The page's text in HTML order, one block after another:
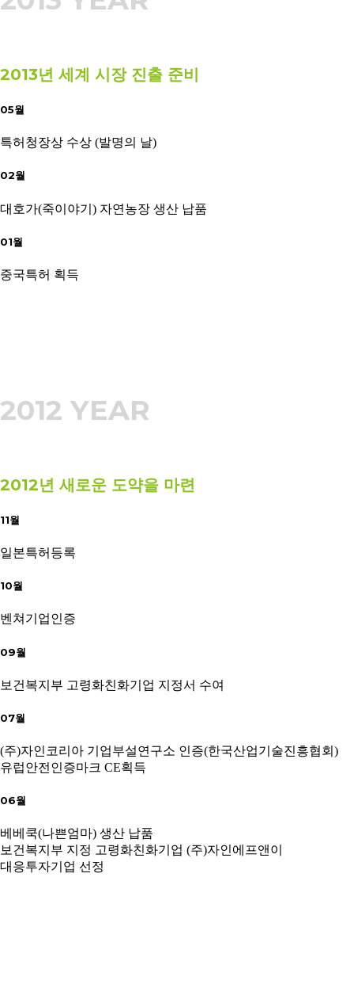
2013년 세계 시장 진출 준비
05월
특허청장상 수상 (발명의 날)
02월
대호가(죽이야기) 자연농장 생산 납품
01월
중국특허 획득
2012 YEAR
2012년 새로운 도약을 마련
11월
일본특허등록
10월
벤쳐기업인증
09월
보건복지부 고령화친화기업 지정서 수여
07월
(주)자인코리아 기업부설연구소 인증(한국산업기술진흥협회)
유럽안전인증마크 CE획득
06월
베베쿡(나쁜엄마) 생산 납품
보건복지부 지정 고령화친화기업 (주)자인에프앤이
대응투자기업 선정